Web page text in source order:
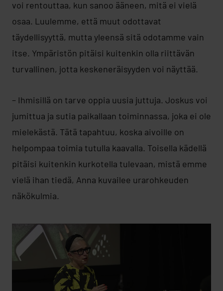
voi rentouttaa, kun sanoo ääneen, mitä ei vielä
osaa. Luulemme, että muut odottavat
täydellisyyttä, mutta yleensä sitä odotamme vain
itse. Ympäristön pitäisi kuitenkin olla riittävän
turvallinen, jotta keskeneräisyyden voi näyttää.
– Ihmisillä on tarve oppia uusia juttuja. Joskus voi
jumittua ja sutia paikallaan toiminnassa, joka ei ole
mielekästä. Tätä tapahtuu, koska aivoille on
helpompaa toimia tutulla kaavalla. Toisella kädellä
pitäisi kuitenkin kurkotella tulevaan, mistä emme
vielä ihan tiedä, Anna kuvailee urarohkeuden
näkökulmia.